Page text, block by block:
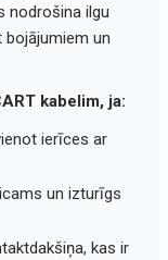
nodrošina ilgu
bojājumiem un
kabelim, ja:
ierīces ar
un izturīgs
kas ir